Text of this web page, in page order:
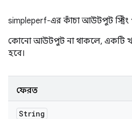
simpleperf-এর কাঁচা আউটপুট স্ট্রিং
কোনো আউটপুট না থাকলে, একটি
হবে।
ফেরত
String